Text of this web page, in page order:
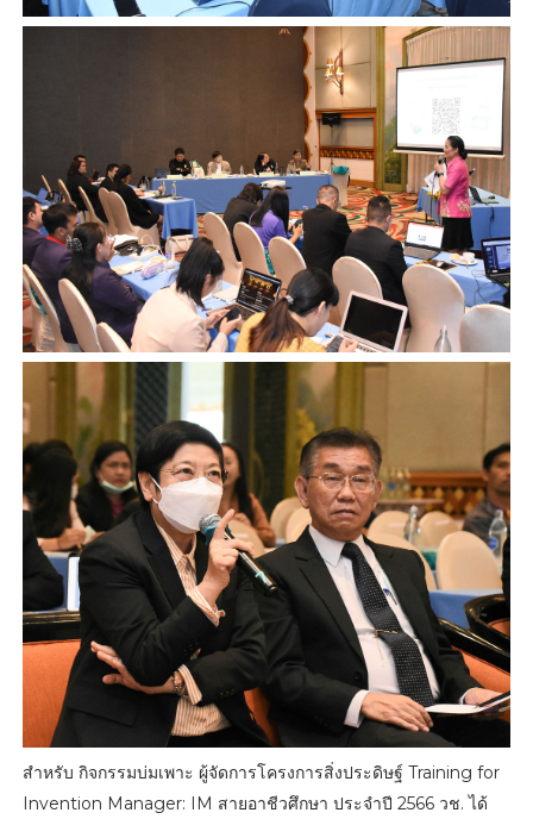
สำหรับ กิจกรรมบ่มเพาะ ผู้จัดการโครงการสิ่งประดิษฐ์ Training for
Invention Manager: IM สายอาชีวศึกษา ประจําปี 2566 วช. ได้